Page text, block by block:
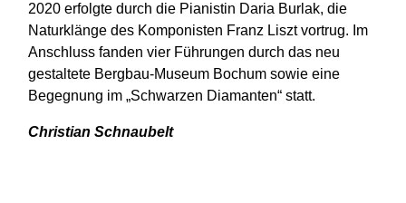
2020 erfolgte durch die Pianistin Daria Burlak, die
Naturklänge des Komponisten Franz Liszt vortrug. Im
Anschluss fanden vier Führungen durch das neu
gestaltete Bergbau-Museum Bochum sowie eine
Begegnung im „Schwarzen Diamanten“ statt.
Christian Schnaubelt